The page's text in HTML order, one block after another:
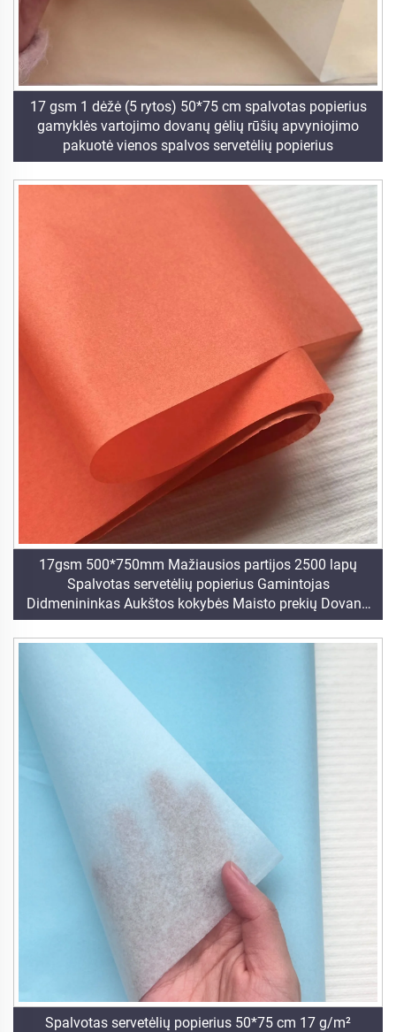
17 gsm 1 dėžė (5 rytos) 50*75 cm spalvotas popierius
gamyklės vartojimo dovanų gėlių rūšių apvyniojimo
pakuotė vienos spalvos servetėlių popierius
17gsm 500*750mm Mažiausios partijos 2500 lapų
Spalvotas servetėlių popierius Gamintojas
Didmenininkas Aukštos kokybės Maisto prekių Dovanų
Pakavimo Popierius
Spalvotas servetėlių popierius 50*75 cm 17 g/m²